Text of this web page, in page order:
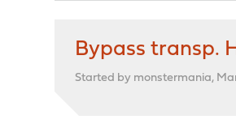
Bypass transp.
Started by monstermania,